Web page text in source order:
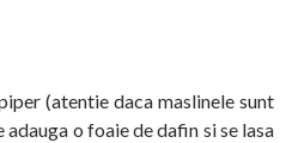
(atentie daca maslinele sunt
adauga o foaie de dafin si se lasa